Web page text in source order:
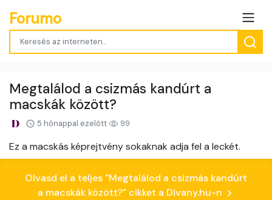
Forumo
Megtalálod a csizmás kandúrt a
macskák között?
5 hónappal ezelőtt 99
Ez a macskás képrejtvény sokaknak adja fel a leckét.
Olvasd el a teljes "Megtalálod a csizmás kandúrt
a macskák között?" cikket a Divany.hu-n